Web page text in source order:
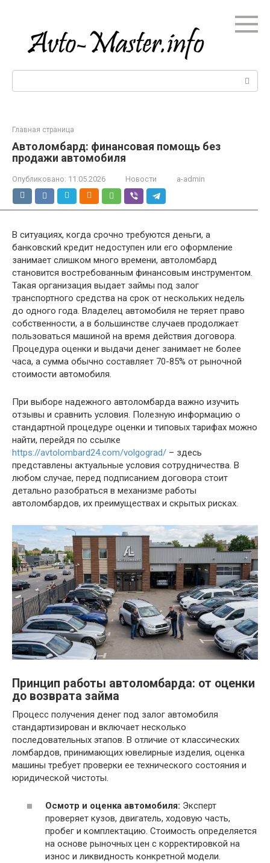
Главная страница
Автоломбард: финансовая помощь без
продажи автомобиля
Опубликовано: 11.05.2026 Новости a-admin
В ситуациях, когда срочно требуются деньги, а
банковский кредит недоступен или его оформление
занимает слишком много времени, автоломбард
становится востребованным финансовым инструментом.
Такая организация выдает займы под залог
транспортного средства на срок от нескольких недель
до одного года. Владелец автомобиля не теряет право
собственности, а в большинстве случаев продолжает
пользоваться машиной на время действия договора.
Процедура оценки и выдачи денег занимает не более
часа, а сумма обычно составляет 70-85% от рыночной
стоимости автомобиля.
При выборе надежного автоломбарда важно изучить
отзывы и сравнить условия. Полезную информацию о
стандартной процедуре оценки и типовых тарифах можно
найти, перейдя по ссылке
https://avtolombard24.com/volgograd/ – здесь
представлены актуальные условия сотрудничества. В
любом случае, перед подписанием договора стоит
детально разобраться в механизме работы
автоломбардов, их преимуществах и скрытых рисках.
Принцип работы автоломбарда: от оценки
до возврата займа
Процесс получения денег под залог автомобиля
стандартизирован и включает несколько
последовательных этапов. В отличие от классических
ломбардов, принимающих ювелирные изделия, оценка
машины требует проверки ее технического состояния и
юридической чистоты.
Осмотр и оценка автомобиля: Эксперт
проверяет кузов, двигатель, ходовую часть,
пробег и комплектацию. Стоимость определяется
на основе рыночных цен с корректировкой на
износ и ликвидность конкретной модели.